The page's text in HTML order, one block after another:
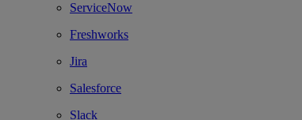
ServiceNow
Freshworks
Jira
Salesforce
Slack